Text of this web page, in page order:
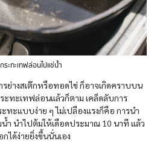
ะทะเทฟล่อนไปแช่น้ำ
รย่างสเต๊กหรือทอดไข่ ก็อาจเกิดคราบบน
ะทะเทฟล่อนแล้วก็ตาม เคล็ดลับการ
ะแบบง่าย ๆ ไม่เปลืองแรงก็คือ การนำ
ำ นำไปต้มให้เดือดประมาณ 10 นาที แล้ว
ได้ง่ายยิ่งขึ้นนั่นเอง